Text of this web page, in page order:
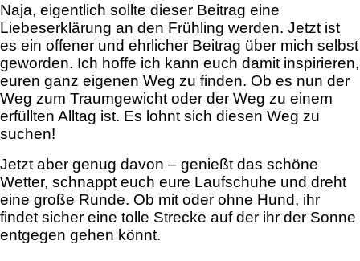
Naja, eigentlich sollte dieser Beitrag eine
Liebeserklärung an den Frühling werden. Jetzt ist
es ein offener und ehrlicher Beitrag über mich selbst
geworden. Ich hoffe ich kann euch damit inspirieren,
euren ganz eigenen Weg zu finden. Ob es nun der
Weg zum Traumgewicht oder der Weg zu einem
erfüllten Alltag ist. Es lohnt sich diesen Weg zu
suchen!
Jetzt aber genug davon – genießt das schöne
Wetter, schnappt euch eure Laufschuhe und dreht
eine große Runde. Ob mit oder ohne Hund, ihr
findet sicher eine tolle Strecke auf der ihr der Sonne
entgegen gehen könnt.